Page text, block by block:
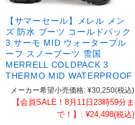
【サマーセール】メレル メン
ズ 防水 ブーツ コールドパック
3 サーモ MID ウォータープル
ーフ スノーブーツ 雪国
MERRELL COLDPACK 3
THERMO MID WATERPROOF
メーカー希望小売価格: ¥30,250(税込)
【会員SALE！8月11日23時59分ま
で！】: ¥24,498(税込)